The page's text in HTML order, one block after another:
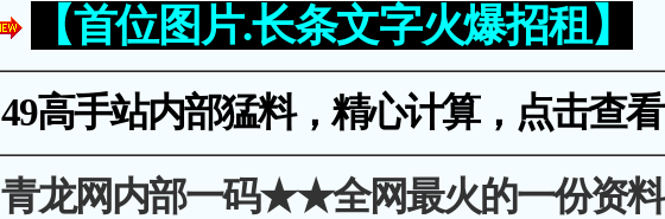
【首位图片.长条文字火爆招租】
49高手站内部猛料，精心计算，点击查看
青龙网内部一码★★全网最火的一份资料